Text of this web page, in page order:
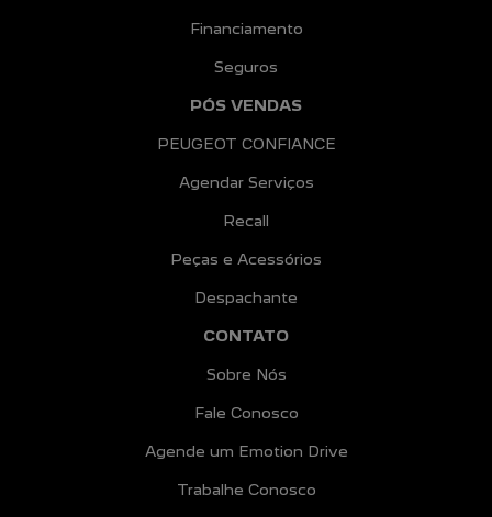
Financiamento
Seguros
PÓS VENDAS
PEUGEOT CONFIANCE
Agendar Serviços
Recall
Peças e Acessórios
Despachante
CONTATO
Sobre Nós
Fale Conosco
Agende um Emotion Drive
Trabalhe Conosco